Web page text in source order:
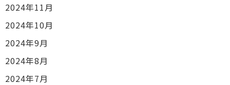
2024年11月
2024年10月
2024年9月
2024年8月
2024年7月